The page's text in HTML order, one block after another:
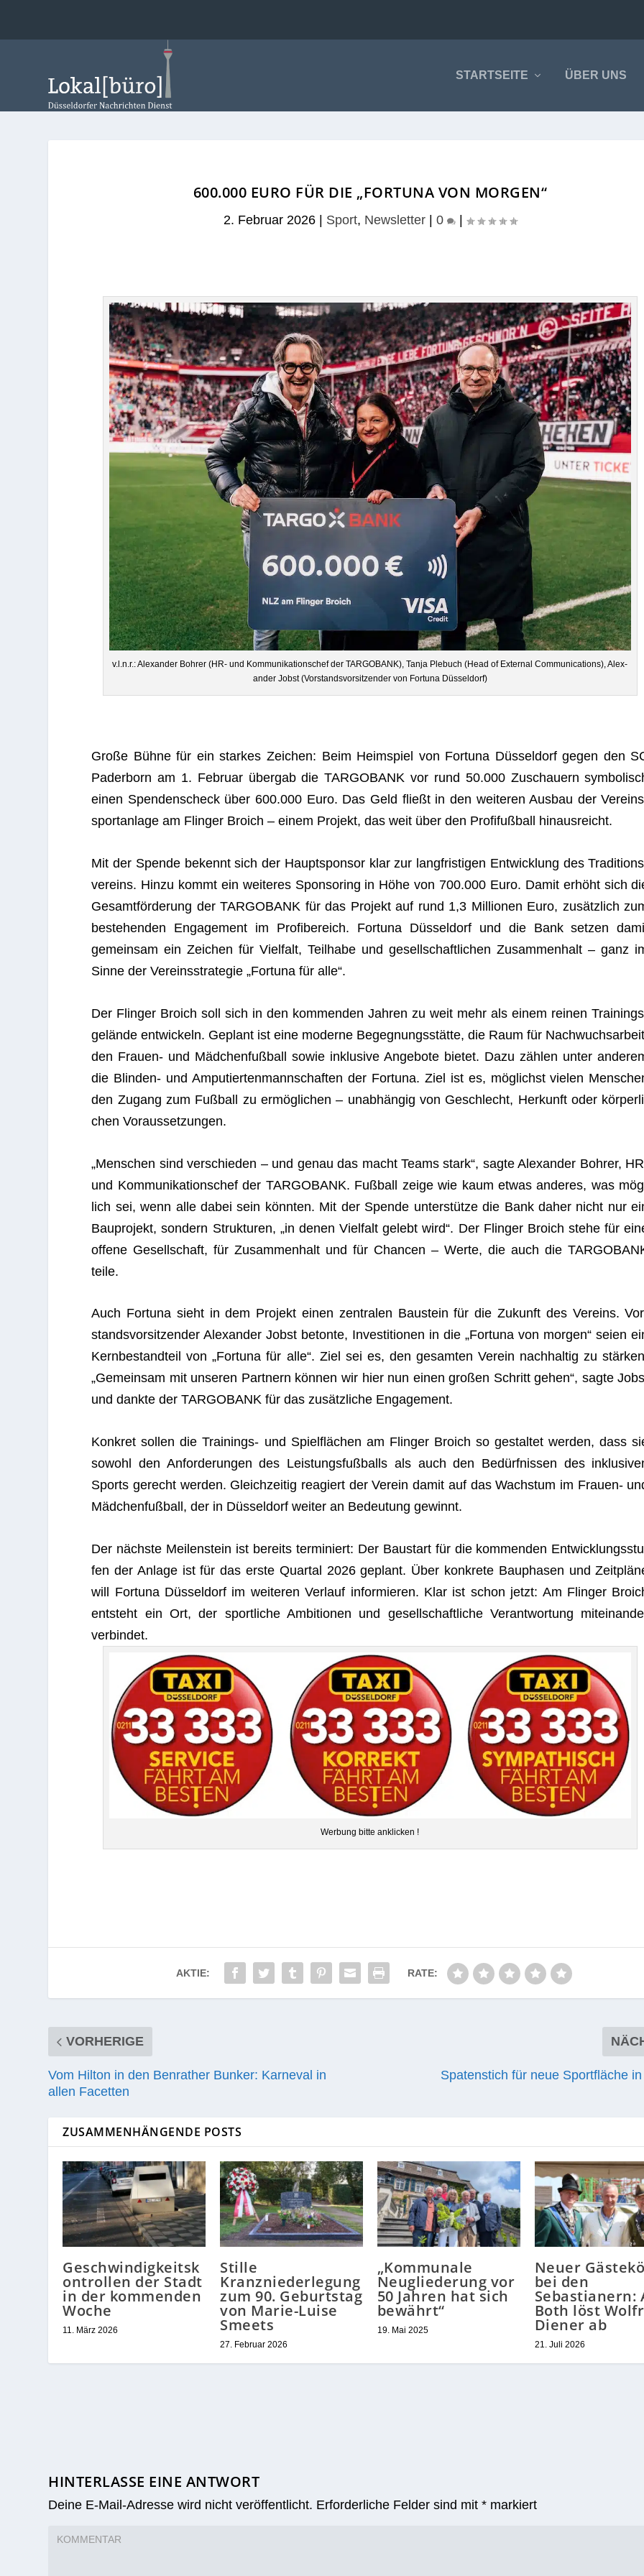
STARTSEITE ÜBER UNS
600.000 EURO FÜR DIE „FORTUNA VON MORGEN“
2. Februar 2026| Sport, Newsletter| 0 |
v.l.n.r.: Alex­an­der Boh­rer (HR- und Kom­mu­ni­ka­ti­ons­chef der TARGOBANK), Tanja Ple­buch (Head of Exter­nal Com­mu­ni­ca­ti­ons), Alex­
an­der Jobst (Vor­stands­vor­sit­zen­der von For­tuna Düsseldorf)
Große Bühne für ein star­kes Zei­chen: Beim Heim­spiel von For­tuna Düs­sel­dorf gegen den
Pader­born am 1. Februar über­gab die TARGOBANK vor rund 50.000 Zuschau­ern
einen Spen­den­scheck über 600.000 Euro. Das Geld fließt in den wei­te­ren Aus­bau der
sport­an­lage am Flin­ger Broich – einem Pro­jekt, das weit über den Pro­fi­fuß­ball hinausreicht.
Mit der Spende bekennt sich der Haupt­spon­sor klar zur lang­fris­ti­gen Ent­wick­lung des
ver­eins. Hinzu kommt ein wei­te­res Spon­so­ring in Höhe von 700.000 Euro. Damit erhöht sich
Gesamt­för­de­rung der TARGOBANK für das Pro­jekt auf rund 1,3 Mil­lio­nen Euro, zusätz­lich
bestehen­den Enga­ge­ment im Pro­fi­be­reich. For­tuna Düs­sel­dorf und die Bank set­zen
gemein­sam ein Zei­chen für Viel­falt, Teil­habe und gesell­schaft­li­chen Zusam­men­halt – ganz
Sinne der Ver­eins­stra­te­gie „For­tuna für alle“.
Der Flin­ger Broich soll sich in den kom­men­den Jah­ren zu weit mehr als einem rei­nen
ge­lände ent­wi­ckeln. Geplant ist eine moderne Begeg­nungs­stätte, die Raum für
den Frauen- und Mäd­chen­fuß­ball sowie inklu­sive Ange­bote bie­tet. Dazu zäh­len unter
die Blin­den- und Ampu­tier­ten­mann­schaf­ten der For­tuna. Ziel ist es, mög­lichst vie­len
den Zugang zum Fuß­ball zu ermög­li­chen – unab­hän­gig von Geschlecht, Her­kunft oder
chen Voraussetzungen.
„Men­schen sind ver­schie­den – und genau das macht Teams stark“, sagte Alex­an­der Boh­rer,
und Kom­mu­ni­ka­ti­ons­chef der TARGOBANK. Fuß­ball zeige wie kaum etwas ande­res, was
lich sei, wenn alle dabei sein könn­ten. Mit der Spende unter­stütze die Bank daher nicht nur
Bau­pro­jekt, son­dern Struk­tu­ren, „in denen Viel­falt gelebt wird“. Der Flin­ger Broich stehe für
offene Gesell­schaft, für Zusam­men­halt und für Chan­cen – Werte, die auch die
teile.
Auch For­tuna sieht in dem Pro­jekt einen zen­tra­len Bau­stein für die Zukunft des Ver­eins.
stands­vor­sit­zen­der Alex­an­der Jobst betonte, Inves­ti­tio­nen in die „For­tuna von mor­gen“ seien
Kern­be­stand­teil von „For­tuna für alle“. Ziel sei es, den gesam­ten Ver­ein nach­hal­tig zu
„Gemein­sam mit unse­ren Part­nern kön­nen wir hier nun einen gro­ßen Schritt gehen“, sagte
und dankte der TARGOBANK für das zusätz­li­che Engagement.
Kon­kret sol­len die Trai­nings- und Spiel­flä­chen am Flin­ger Broich so gestal­tet wer­den, dass
sowohl den Anfor­de­run­gen des Leis­tungs­fuß­balls als auch den Bedürf­nis­sen des
Sports gerecht wer­den. Gleich­zei­tig reagiert der Ver­ein damit auf das Wachs­tum im Frauen-
Mäd­chen­fuß­ball, der in Düs­sel­dorf wei­ter an Bedeu­tung gewinnt.
Der nächste Mei­len­stein ist bereits ter­mi­niert: Der Bau­start für die kom­men­den
fen der Anlage ist für das erste Quar­tal 2026 geplant. Über kon­krete Bau­pha­sen und
will For­tuna Düs­sel­dorf im wei­te­ren Ver­lauf infor­mie­ren. Klar ist schon jetzt: Am Flin­ger
ent­steht ein Ort, der sport­li­che Ambi­tio­nen und gesell­schaft­li­che Ver­ant­wor­tung
verbindet.
Wer­bung bitte anklicken !
AKTIE: RATE:
VORHERIGE
Vom Hilton in den Benrather Bunker: Karneval in
allen Facetten
Spatenstich für neue Sportfläche
ZUSAMMENHÄNGENDE POSTS
Geschwindigkeitsk
ontrollen der Stadt
in der kommenden
Woche
11. März 2026
Stille
Kranzniederlegung
zum 90. Geburtstag
von Marie-Luise
Smeets
27. Februar 2026
„Kommunale
Neugliederung vor
50 Jahren hat sich
bewährt“
19. Mai 2025
Neuer
bei den
Sebastianern:
Both löst
Diener ab
21. Juli 2026
HINTERLASSE EINE ANTWORT
Deine E-Mail-Adresse wird nicht veröffentlicht. Erforderliche Felder sind mit* markiert